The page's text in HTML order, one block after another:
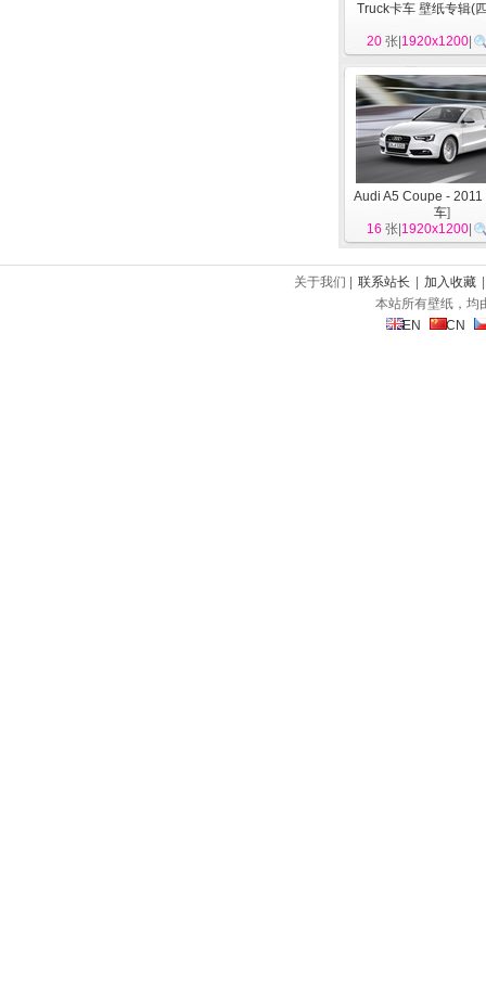
Truck卡车 壁纸专辑(
20 张| 1920x1200
Audi A5 Coupe - 2011
车]
16 张| 1920x1200
关于我们 | 联系站长 加入收藏
本站所有壁纸，均
EN
CN